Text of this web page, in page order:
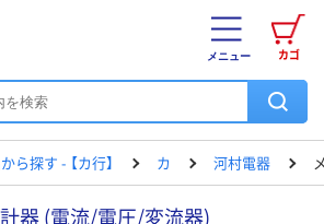
カゴ
メニュー
ら探す - 【カ行】 カ 河村電器
器 (電流/電圧/変流器)